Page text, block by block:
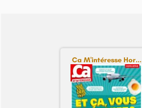
Ca M'intéresse Hor...